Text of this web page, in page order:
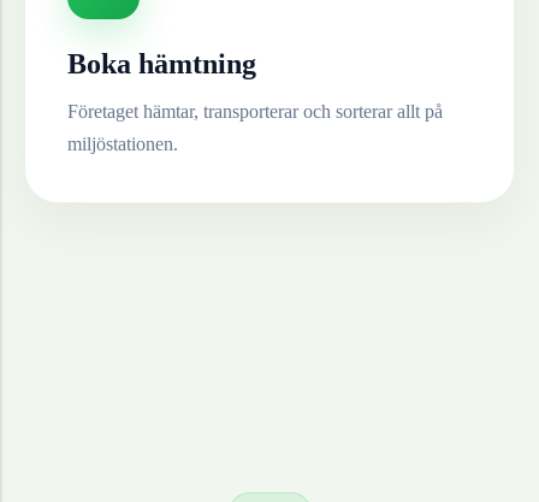
Boka hämtning
Företaget hämtar, transporterar och sorterar allt på
miljöstationen.